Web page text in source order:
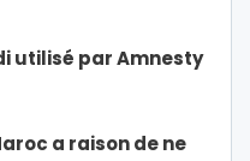
utilisé par Amnesty
a raison de ne